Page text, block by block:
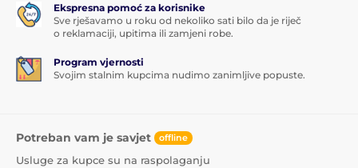
Ekspresna pomoć za korisnike
Sve rješavamo u roku od nekoliko sati bilo da je riječ
o reklamaciji, upitima ili zamjeni robe.
Program vjernosti
Svojim stalnim kupcima nudimo zanimljive popuste.
Potreban vam je savjet offline
Usluge za kupce su na raspolaganju